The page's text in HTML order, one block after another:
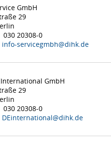
GmbH
29
20308-0
info-servicegmbh@dihk.de
GmbH
29
20308-0
DEinternational@dihk.de